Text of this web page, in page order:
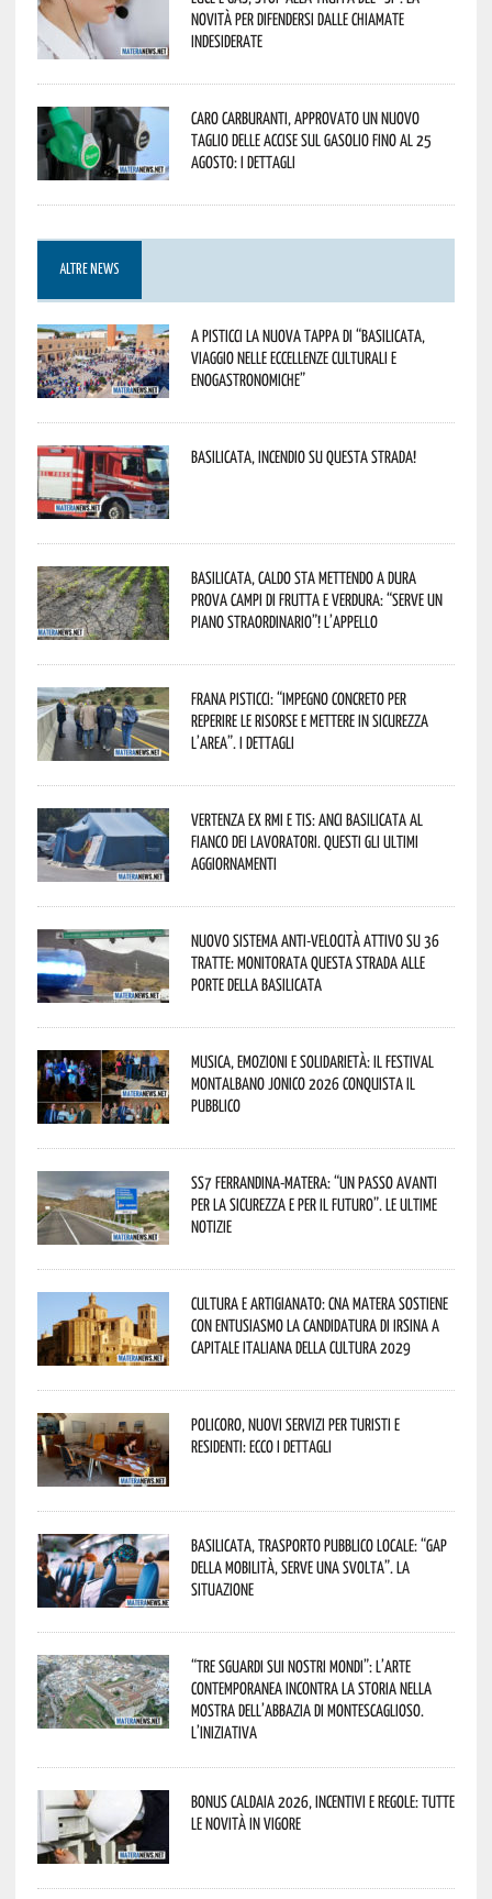
novità per difendersi dalle chiamate
indesiderate
Caro carburanti, approvato un nuovo
taglio delle accise sul gasolio fino al 25
agosto: i dettagli
ALTRE NEWS
A Pisticci la nuova tappa di “Basilicata,
viaggio nelle eccellenze culturali e
enogastronomiche”
Basilicata, incendio su questa strada!
Basilicata, caldo sta mettendo a dura
prova campi di frutta e verdura: “Serve un
piano straordinario”! L’appello
Frana Pisticci: “Impegno concreto per
reperire le risorse e mettere in sicurezza
l’area”. I dettagli
Vertenza ex RMI e TIS: ANCI Basilicata al
fianco dei lavoratori. Questi gli ultimi
aggiornamenti
Nuovo sistema anti-velocità attivo su 36
tratte: monitorata questa strada alle
porte della Basilicata
Musica, emozioni e solidarietà: il Festival
Montalbano Jonico 2026 conquista il
pubblico
SS7 Ferrandina-Matera: “Un passo avanti
per la sicurezza e per il futuro”. Le ultime
notizie
Cultura e Artigianato: CNA Matera sostiene
con entusiasmo la candidatura di Irsina a
Capitale Italiana della Cultura 2029
Policoro, nuovi servizi per turisti e
residenti: ecco i dettagli
Basilicata, trasporto pubblico locale: “Gap
della mobilità, serve una svolta”. La
situazione
“Tre Sguardi sui Nostri Mondi”: l’arte
contemporanea incontra la storia nella
mostra dell’Abbazia di Montescaglioso.
L’iniziativa
Bonus caldaia 2026, incentivi e regole: tutte
le novità in vigore